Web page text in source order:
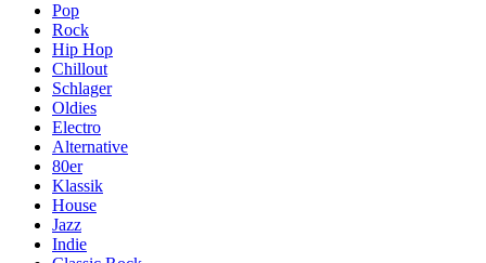
Pop
Rock
Hip Hop
Chillout
Schlager
Oldies
Electro
Alternative
80er
Klassik
House
Jazz
Indie